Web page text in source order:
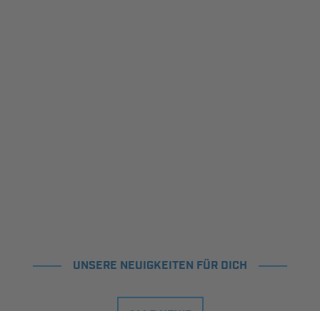
UNSERE NEUIGKEITEN FÜR DICH